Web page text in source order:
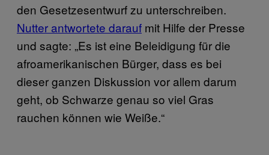
den Gesetzesentwurf zu unterschreiben.
Nutter antwortete darauf mit Hilfe der Presse
und sagte: „Es ist eine Beleidigung für die
afroamerikanischen Bürger, dass es bei
dieser ganzen Diskussion vor allem darum
geht, ob Schwarze genau so viel Gras
rauchen können wie Weiße.“